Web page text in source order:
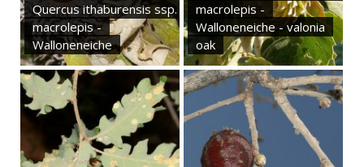
Quercus ithaburensis ssp.
macrolepis -
Walloneneiche
macrolepis -
Walloneneiche - valonia
oak